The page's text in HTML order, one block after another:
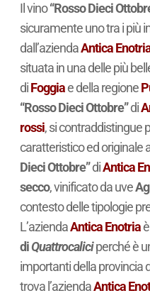
Il vino“Rosso Dieci
sicuramente uno tra i più
dall’aziendaAntica
situata in una delle più
diFoggiae della regione
“Rosso Dieci Ottobre”di
rossi, si contraddistingue
caratteristico ed originale
Dieci Ottobre”diAntica
secco, vinificato da uve
contesto delle tipologie
L’aziendaAntica Enotriaè
diQuattrocaliciperché è
importanti della provincia
trova l’aziendaAntica